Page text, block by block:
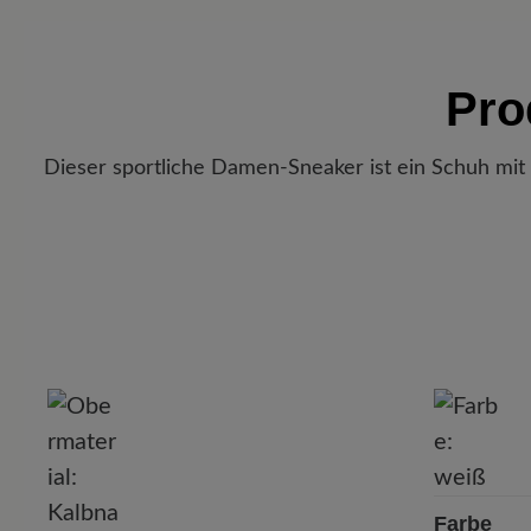
Dieser sportliche Damen-Sneaker ist ein Schuh mit
Farbe